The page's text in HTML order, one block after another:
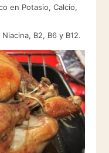
en Potasio, Calcio,
B2, B6 y B12.